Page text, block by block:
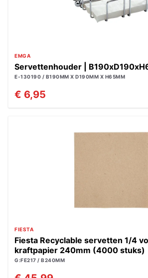
EMGA
Servettenhouder |
E-130190 / B190MM X D190MM X H65MM
€ 6,95
FIESTA
Fiesta Recyclable servetten 1/4
kraftpapier 240mm (4000 stuks)
G:FE217 / B240MM